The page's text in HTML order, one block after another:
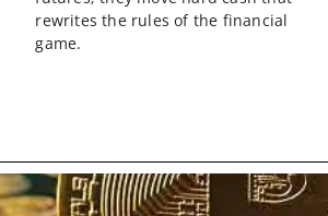
rewrites the rules of the financial
game.